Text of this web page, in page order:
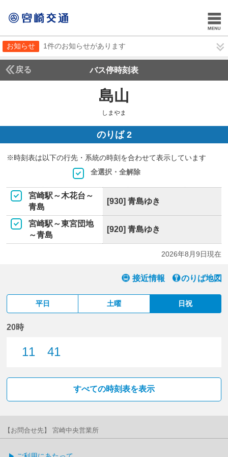
お知らせ 1件のお知らせがあります
戻る バス停時刻表
島山
しまやま
のりば 2
※時刻表は以下の行先・系統の時刻を合わせて表示しています
全選択・全解除
宮崎駅～木花台～
青島
[930] 青島ゆき
宮崎駅～東宮団地
～青島
[920] 青島ゆき
2026年8月9日現在
接近情報 のりば地図
平日 土曜 日祝
20時
11
41
すべての時刻表を表示
【お問合せ先】 宮崎中央営業所